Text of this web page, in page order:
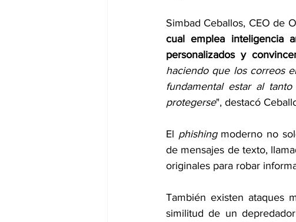
Simbad Ceballos, CEO de
cual emplea inteligencia
personalizados y
haciendo que los correos
fundamental estar al
protegerse", destacó
El phishing moderno no
de mensajes de texto,
originales para robar
También existen ataques
similitud de un